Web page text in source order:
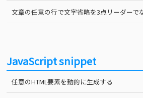
文章の任意の行で文字省略を3点リーダーで
JavaScript snippet
任意のHTML要素を動的に生成する